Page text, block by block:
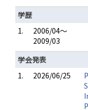
学歴
1.
2006/04～
2009/03
学会発表
1.
2026/06/25